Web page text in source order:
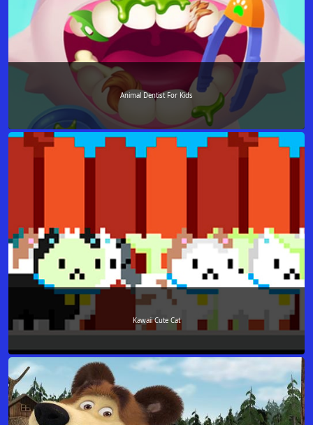
Animal Dentist For Kids
Kawaii Cute Cat